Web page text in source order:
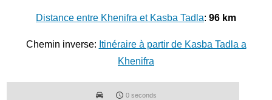
Distance entre Khenifra et Kasba Tadla: 96 km
Chemin inverse: Itinéraire à partir de Kasba Tadla a
Khenifra
0 seconds